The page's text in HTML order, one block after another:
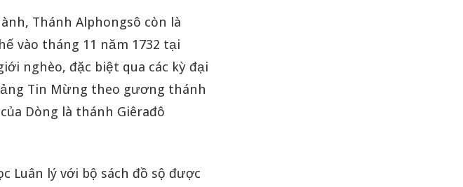
Thánh Alphongsô còn là
vào tháng 11 năm 1732 tại
nghèo, đặc biệt qua các kỳ đại
Tin Mừng theo gương thánh
Dòng là thánh Giêrađô
Luân lý với bộ sách đồ sộ được